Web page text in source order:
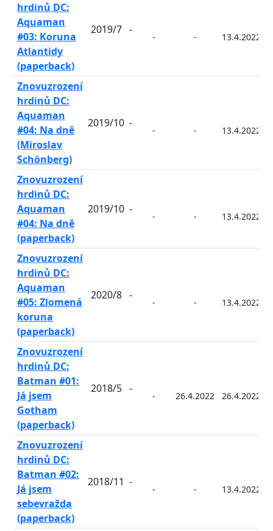
hrdinů DC:
Aquaman
#03: Koruna
Atlantidy
(paperback)
2019/7 -
- - 13.4.2022
Znovuzrození
hrdinů DC:
Aquaman
#04: Na dně
(Miroslav
Schönberg)
2019/10 -
- - 13.4.2022
Znovuzrození
hrdinů DC:
Aquaman
#04: Na dně
(paperback)
2019/10 -
- - 13.4.2022
Znovuzrození
hrdinů DC:
Aquaman
#05: Zlomená
koruna
(paperback)
2020/8 -
- - 13.4.2022
Znovuzrození
hrdinů DC:
Batman #01:
Já jsem
Gotham
(paperback)
2018/5 -
- 26.4.2022 26.4.2022
Znovuzrození
hrdinů DC:
Batman #02:
Já jsem
sebevražda
(paperback)
2018/11 -
- - 13.4.2022